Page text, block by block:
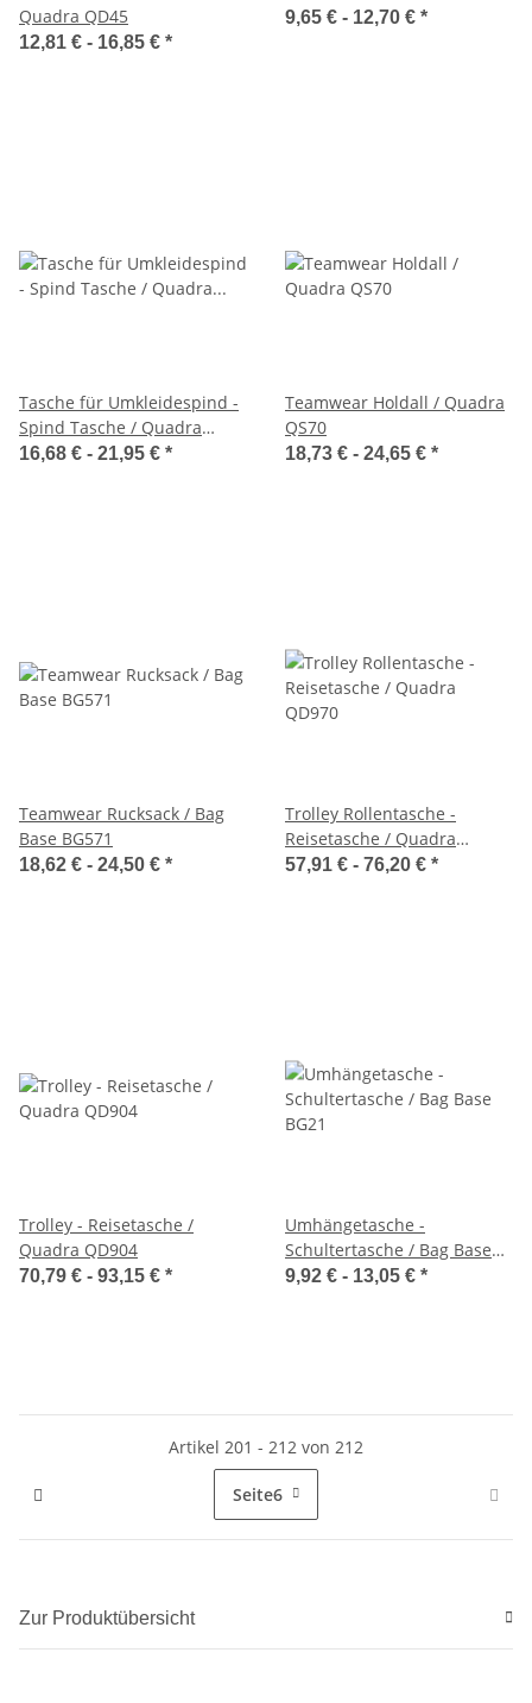
Quadra QD45
12,81 € - 16,85 € *
9,65 € - 12,70 € *
Tasche für Umkleidespind -
Spind Tasche / Quadra
Quadra QS77
16,68 € - 21,95 € *
Teamwear Holdall / Quadra
QS70
18,73 € - 24,65 € *
Teamwear Rucksack / Bag
Base BG571
18,62 € - 24,50 € *
Trolley Rollentasche -
Reisetasche / Quadra
QD970
57,91 € - 76,20 € *
Trolley - Reisetasche /
Quadra QD904
70,79 € - 93,15 € *
Umhängetasche -
Schultertasche / Bag Base
BG21
9,92 € - 13,05 € *
Artikel 201 - 212 von 212
Seite6
Zur Produktübersicht